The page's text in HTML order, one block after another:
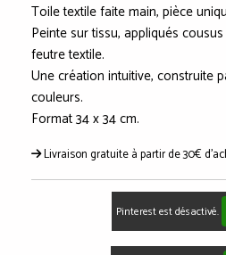
Toile textile faite main, pièce
Peinte sur tissu, appliqués
feutre textile.
Une création intuitive, construite
couleurs.
Format 34 x 34 cm.
Livraison gratuite à partir de 30€
Pinterest est désactivé.